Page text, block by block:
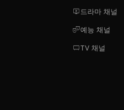
live_tv 드라마 채널
theater_comedy예능 채널
tv_genTV 채널